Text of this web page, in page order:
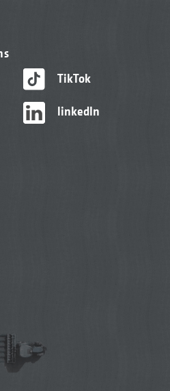
TikTok
linkedIn